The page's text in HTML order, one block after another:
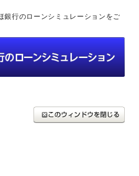
銀行のローンシミュレーションをご